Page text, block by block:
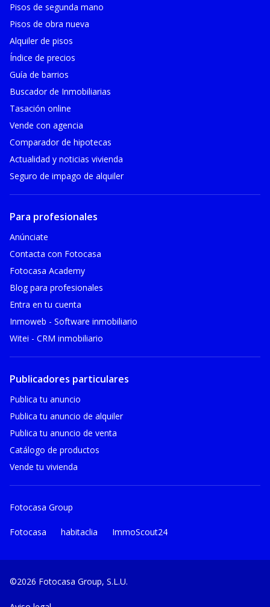
Pisos de segunda mano
Pisos de obra nueva
Alquiler de pisos
Índice de precios
Guía de barrios
Buscador de Inmobiliarias
Tasación online
Vende con agencia
Comparador de hipotecas
Actualidad y noticias vivienda
Seguro de impago de alquiler
Para profesionales
Anúnciate
Contacta con Fotocasa
Fotocasa Academy
Blog para profesionales
Entra en tu cuenta
Inmoweb - Software inmobiliario
Witei - CRM inmobiliario
Publicadores particulares
Publica tu anuncio
Publica tu anuncio de alquiler
Publica tu anuncio de venta
Catálogo de productos
Vende tu vivienda
Fotocasa Group
Fotocasa habitaclia ImmoScout24
©2026 Fotocasa Group, S.L.U.